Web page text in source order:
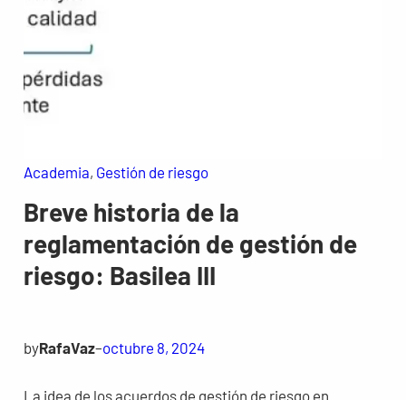
Academia, Gestión de riesgo
Breve historia de la
reglamentación de gestión de
riesgo: Basilea III
byRafaVaz–octubre 8, 2024
La idea de los acuerdos de gestión de riesgo en